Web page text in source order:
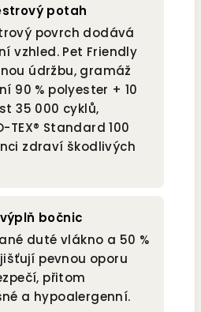
potah
povrch dodává
vzhled. Pet Friendly
údržbu, gramáž
90 % polyester + 10
35 000 cyklů,
TEX® Standard 100
zdraví škodlivých
bočnic
duté vlákno a 50 %
pevnou oporu
přitom
a hypoalergenní.